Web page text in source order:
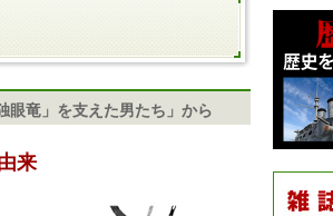
眼竜」を支えた男たち」から
来